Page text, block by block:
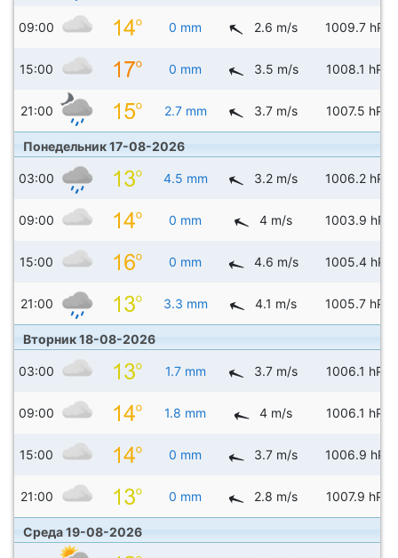
09:00 0 mm 2.6 m/s 1009.7 hPa
15:00 0 mm 3.5 m/s 1008.1 hPa
21:00 2.7 mm 3.7 m/s 1007.5 hPa
Понедельник 17-08-2026
03:00 4.5 mm 3.2 m/s 1006.2 hPa
09:00 0 mm 4 m/s 1003.9 hPa
15:00 0 mm 4.6 m/s 1005.4 hPa
21:00 3.3 mm 4.1 m/s 1005.7 hPa
Вторник 18-08-2026
03:00 1.7 mm 3.7 m/s 1006.1 hPa
09:00 1.8 mm 4 m/s 1006.1 hPa
15:00 0 mm 3.7 m/s 1006.9 hPa
21:00 0 mm 2.8 m/s 1007.9 hPa
Среда 19-08-2026